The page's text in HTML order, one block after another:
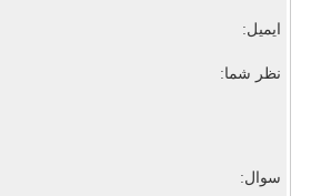
ایمیل:
نظر شما:
سوال: